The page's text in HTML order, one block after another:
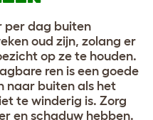
per dag buiten
oud zijn, zolang er
op ze te houden.
ren is een goede
naar buiten als het
te winderig is. Zorg
en schaduw hebben.